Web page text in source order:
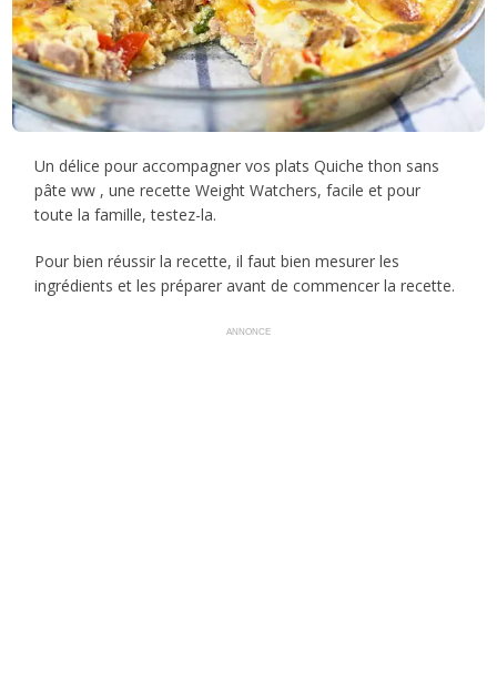
Un délice pour accompagner vos plats Quiche thon sans
pâte ww , une recette Weight Watchers, facile et pour
toute la famille, testez-la.
Pour bien réussir la recette, il faut bien mesurer les
ingrédients et les préparer avant de commencer la recette.
ANNONCE